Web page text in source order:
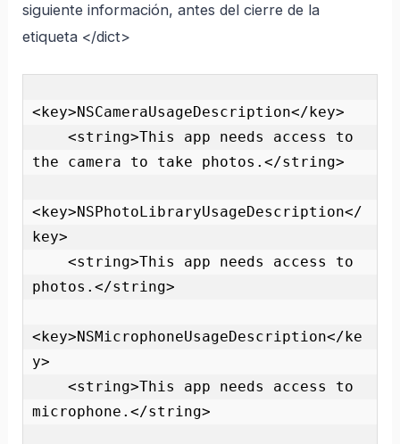
siguiente información, antes del cierre de la
etiqueta </dict>
<key>NSCameraUsageDescription</key>
    <string>This app needs access to
the camera to take photos.</string>
<key>NSPhotoLibraryUsageDescription</
key>
    <string>This app needs access to
photos.</string>
<key>NSMicrophoneUsageDescription</ke
y>
    <string>This app needs access to
microphone.</string>